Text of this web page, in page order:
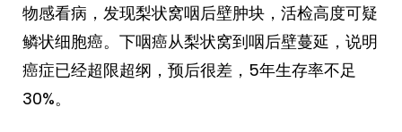
物感看病，发现梨状窝咽后壁肿块，活检高度可疑
鳞状细胞癌。下咽癌从梨状窝到咽后壁蔓延，说明
癌症已经超限超纲，预后很差，5年生存率不足
30%。